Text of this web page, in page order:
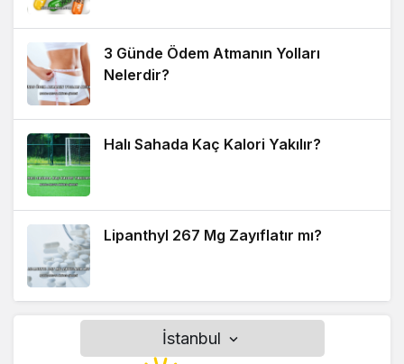
3 Günde Ödem Atmanın Yolları
Nelerdir?
Halı Sahada Kaç Kalori Yakılır?
Lipanthyl 267 Mg Zayıflatır mı?
Metropool AVM Hakkında, Hangi
Hizmetleri Sunar?
İstanbul